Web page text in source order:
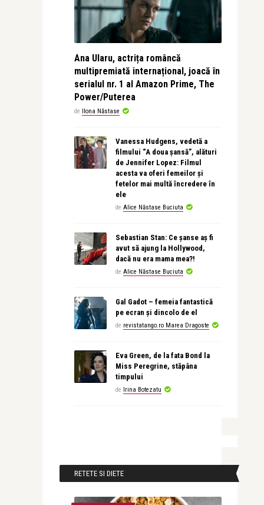
Ana Ularu, actrița româncă
multipremiată internațional, joacă în
serialul nr. 1 al Amazon Prime, The
Power/Puterea
de Ilona Năstase
Vanessa Hudgens, vedetă a
filmului “A doua șansă”, alături
de Jennifer Lopez: Filmul
acesta va oferi femeilor și
fetelor mai multă încredere în
ele
de Alice Năstase Buciuta
Sebastian Stan: Ce șanse aș fi
avut să ajung la Hollywood,
dacă nu era mama mea?!
de Alice Năstase Buciuta
Gal Gadot – femeia fantastică
pe ecran și dincolo de el
de revistatango.ro Marea Dragoste
Eva Green, de la fata Bond la
Miss Peregrine, stăpâna
timpului
de Irina Botezatu
RETETE SI DIETE